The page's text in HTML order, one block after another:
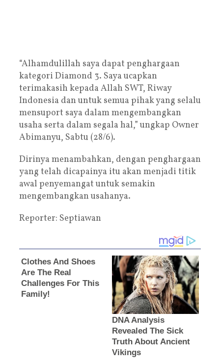
“Alhamdulillah saya dapat penghargaan
kategori Diamond 3. Saya ucapkan
terimakasih kepada Allah SWT, Riway
Indonesia dan untuk semua pihak yang selalu
mensuport saya dalam mengembangkan
usaha serta dalam segala hal,” ungkap Owner
Abimanyu, Sabtu (28/6).
Dirinya menambahkan, dengan penghargaan
yang telah dicapainya itu akan menjadi titik
awal penyemangat untuk semakin
mengembangkan usahanya.
Reporter: Septiawan